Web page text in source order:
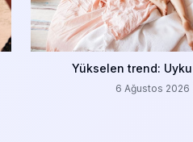
Yükselen trend:
6 Ağustos 2026